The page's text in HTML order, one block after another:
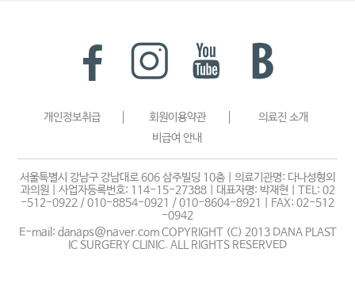
개인정보취급 회원이용약관
의료진 소개
비급여 안내
서울특별시 강남구 강남대로 606 삼주빌딩 10층 | 의료기관명: 다나성형외
과의원 | 사업자등록번호: 114-15-27388 | 대표자명: 박재현 | TEL: 02
-512-0922 / 010-8854-0921 / 010-8604-8921 | FAX: 02-512
-0942
E-mail: danaps@naver.com COPYRIGHT (C) 2013 DANA PLAST
IC SURGERY CLINIC. ALL RIGHTS RESERVED